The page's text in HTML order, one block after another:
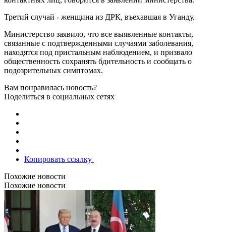
Третий случай - женщина из ДРК, въехавшая в Уганду.
Министерство заявило, что все выявленные контакты,
связанные с подтвержденными случаями заболевания,
находятся под пристальным наблюдением, и призвало
общественность сохранять бдительность и сообщать о
подозрительных симптомах.
Вам понравилась новость?
Поделиться в социальных сетях
Копировать ссылку
Похожие новости
Похожие новости